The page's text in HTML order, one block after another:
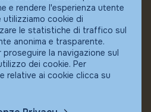
e rendere l'esperienza utente
cookie di
le statistiche di traffico sul
anonima e trasparente.
la navigazione sul
dei cookie. Per
relative ai cookie clicca su